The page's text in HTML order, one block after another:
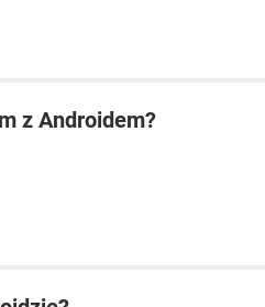
z Androidem?